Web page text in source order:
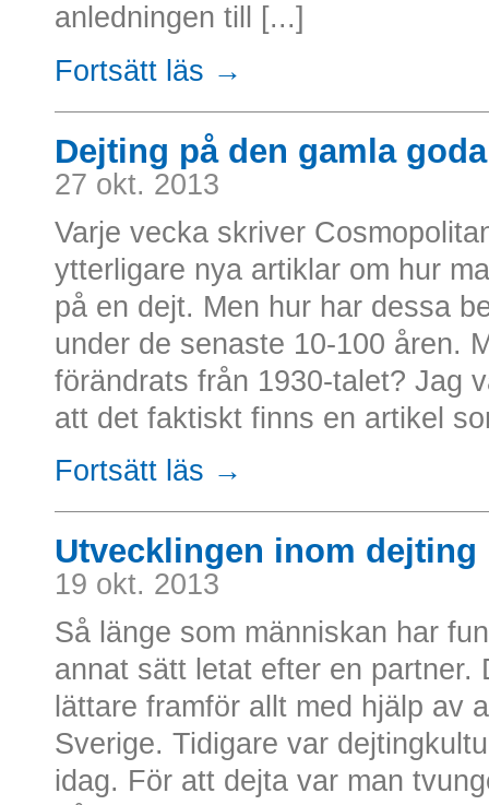
anledningen till [...]
Fortsätt läs →
Dejting på den gamla
27 okt. 2013
Varje vecka skriver
ytterligare nya artiklar om hur
på en dejt. Men hur har dessa
under de senaste 10-100 åren.
förändrats från 1930-talet? Jag
att det faktiskt finns en artikel
Fortsätt läs →
Utvecklingen inom dejting
19 okt. 2013
Så länge som människan har
annat sätt letat efter en partner.
lättare framför allt med hjälp av
Sverige. Tidigare var
idag. För att dejta var man